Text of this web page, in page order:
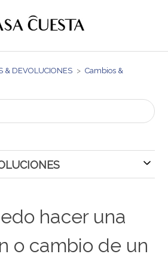
& DEVOLUCIONES
Cambios &
hacer una
o cambio de un